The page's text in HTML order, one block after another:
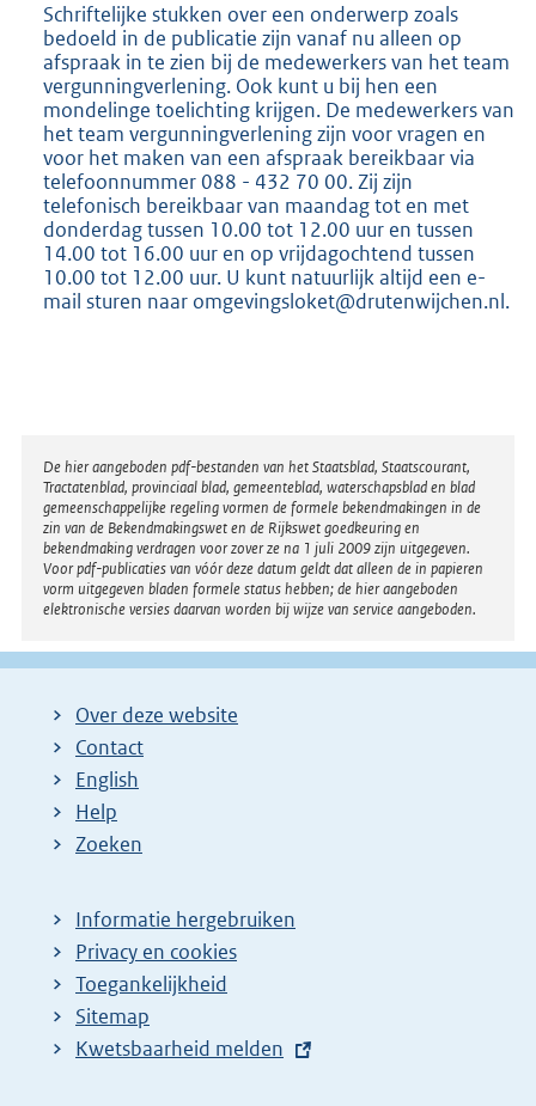
Schriftelijke stukken over een onderwerp zoals
bedoeld in de publicatie zijn vanaf nu alleen op
afspraak in te zien bij de medewerkers van het team
vergunningverlening. Ook kunt u bij hen een
mondelinge toelichting krijgen. De medewerkers van
het team vergunningverlening zijn voor vragen en
voor het maken van een afspraak bereikbaar via
telefoonnummer 088 - 432 70 00. Zij zijn
telefonisch bereikbaar van maandag tot en met
donderdag tussen 10.00 tot 12.00 uur en tussen
14.00 tot 16.00 uur en op vrijdagochtend tussen
10.00 tot 12.00 uur. U kunt natuurlijk altijd een e-
mail sturen naar omgevingsloket@drutenwijchen.nl.
Disclaimer
De hier aangeboden pdf-bestanden van het Staatsblad, Staatscourant,
Tractatenblad, provinciaal blad, gemeenteblad, waterschapsblad en blad
gemeenschappelijke regeling vormen de formele bekendmakingen in de
zin van de Bekendmakingswet en de Rijkswet goedkeuring en
bekendmaking verdragen voor zover ze na 1 juli 2009 zijn uitgegeven.
Voor pdf-publicaties van vóór deze datum geldt dat alleen de in papieren
vorm uitgegeven bladen formele status hebben; de hier aangeboden
elektronische versies daarvan worden bij wijze van service aangeboden.
Over deze website
Contact
English
Help
Zoeken
Informatie hergebruiken
Privacy en cookies
Toegankelijkheid
Sitemap
E
Kwetsbaarheid melden